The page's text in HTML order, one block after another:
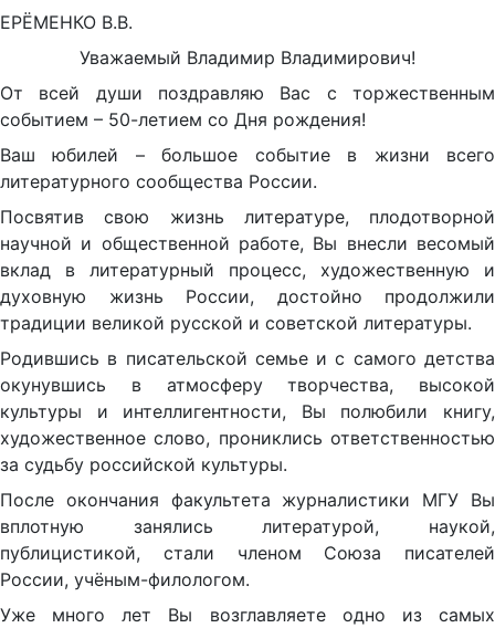
ЕРЁМЕНКО В.В.
Уважаемый Владимир Владимирович!
От всей души поздравляю Вас с торжественным
событием – 50-летием со Дня рождения!
Ваш юбилей – большое событие в жизни всего
литературного сообщества России.
Посвятив свою жизнь литературе, плодотворной
научной и общественной работе, Вы внесли весомый
вклад в литературный процесс, художественную и
духовную жизнь России, достойно продолжили
традиции великой русской и советской литературы.
Родившись в писательской семье и с самого детства
окунувшись в атмосферу творчества, высокой
культуры и интеллигентности, Вы полюбили книгу,
художественное слово, прониклись ответственностью
за судьбу российской культуры.
После окончания факультета журналистики МГУ Вы
вплотную занялись литературой, наукой,
публицистикой, стали членом Союза писателей
России, учёным-филологом.
Уже много лет Вы возглавляете одно из самых